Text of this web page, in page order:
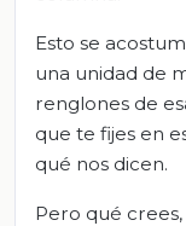
Esto se
una unidad de
renglones de
que te fijes en
qué nos dicen.
Pero qué